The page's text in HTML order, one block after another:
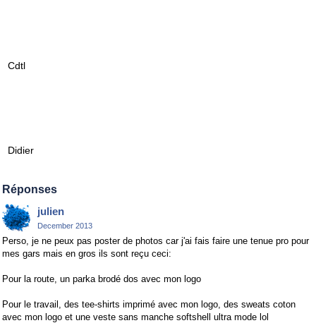
Cdtl
Didier
Réponses
julien
December 2013
Perso, je ne peux pas poster de photos car j'ai fais faire une tenue pro pour
mes gars mais en gros ils sont reçu ceci:
Pour la route, un parka brodé dos avec mon logo
Pour le travail, des tee-shirts imprimé avec mon logo, des sweats coton
avec mon logo et une veste sans manche softshell ultra mode lol